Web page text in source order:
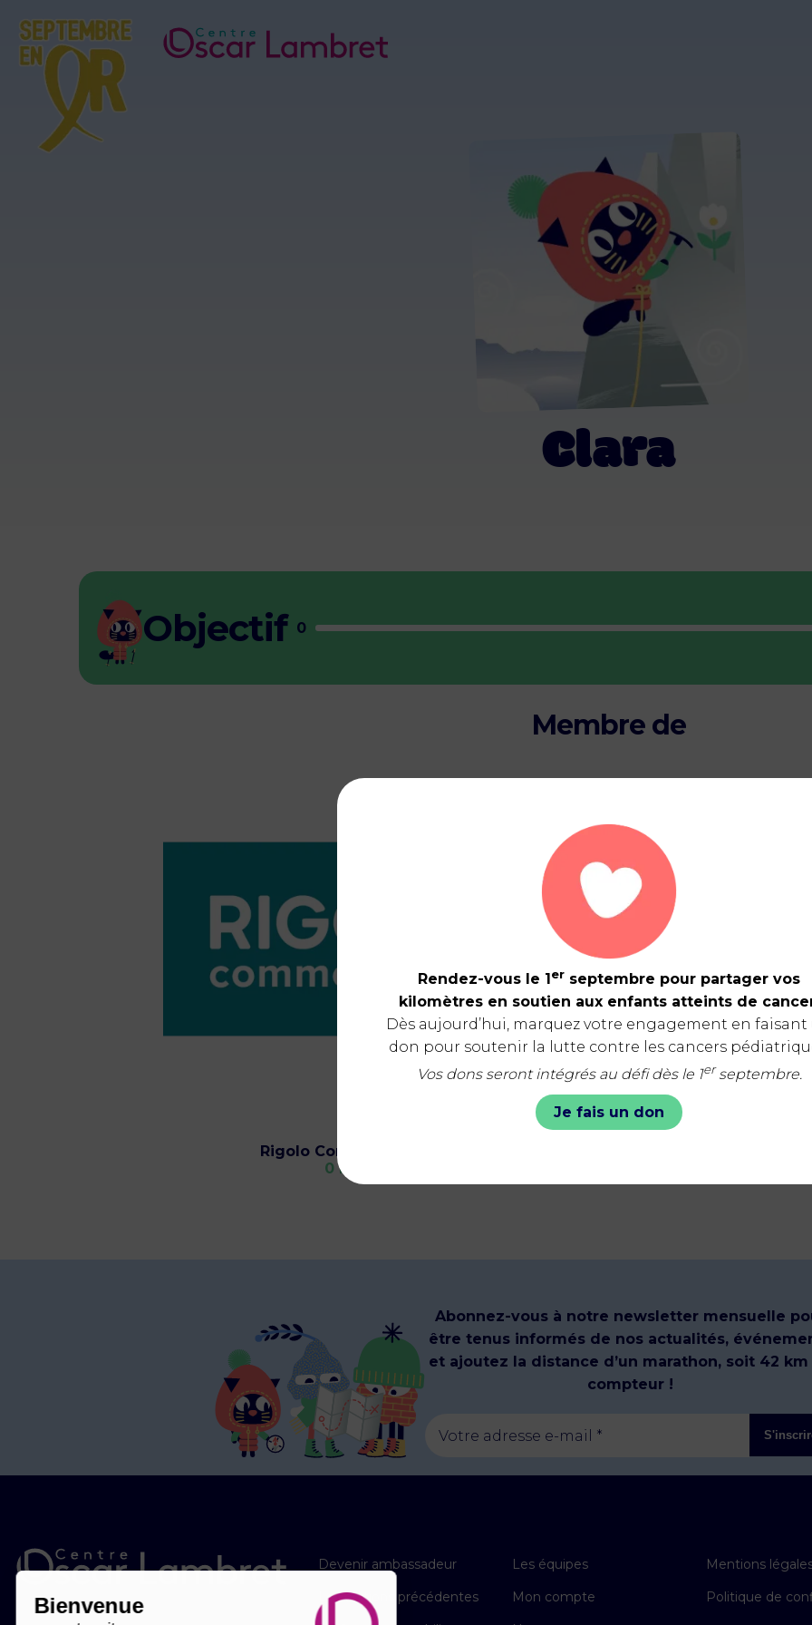
Clara
Objectif 0
Membre de
Rigolo Comme La Vie
0 km
Rendez-vous le 1er septembre pour partager vos
kilomètres en soutien aux enfants atteints de
Dès aujourd’hui, marquez votre engagement en faisant
don pour soutenir la lutte contre les cancers
Vos dons seront intégrés au défi dès le 1erseptembre.
Je fais un don
Abonnez-vous à notre newsletter mensuelle
être tenus informés de nos actualités,
et ajoutez la distance d’un marathon, soit 42 km
compteur !
Votre adresse e-mail *
Devenir ambassadeur
Les éditions précédentes
Les équipes
Mon compte
Mentions
Politique de
Bienvenue